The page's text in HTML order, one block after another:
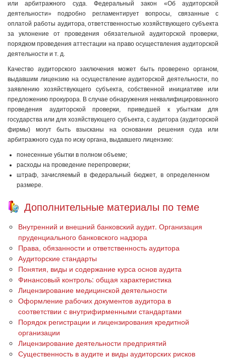
или арбитражного суда. Федеральный закон «Об аудиторской
деятельности» подробно регламентирует вопросы, связанные с
оплатой работы аудитора, ответственностью хозяйствующего субъекта
за уклонение от проведения обязательной аудиторской проверки,
порядком проведения аттестации на право осуществления аудиторской
деятельности и т. д.
Качество аудиторского заключения может быть проверено органом,
выдавшим лицензию на осуществление аудиторской деятельности, по
заявлению хозяйствующего субъекта, собственной инициативе или
предложению прокурора. В случае обнаружения неквалифицированного
проведения аудиторской проверки, приведшей к убыткам для
государства или для хозяйствующего субъекта, с аудитора (аудиторской
фирмы) могут быть взысканы на основании решения суда или
арбитражного суда по иску органа, выдавшего лицензию:
понесенные убытки в полном объеме;
расходы на проведение перепроверки;
штраф, зачисляемый в федеральный бюджет, в определенном
размере.
Дополнительные материалы по теме
Внутренний и внешний банковский аудит. Организация
пруденциального банковского надзора
Права, обязанности и ответственность аудитора
Аудиторские стандарты
Понятия, виды и содержание курса основ аудита
Финансовый контроль: общая характеристика
Лицензирование медицинской деятельности
Оформление рабочих документов аудитора в
соответствии с внутрифирменными стандартами
Порядок регистрации и лицензирования кредитной
организации
Лицензирование деятельности предприятий
Существенность в аудите и виды аудиторских рисков